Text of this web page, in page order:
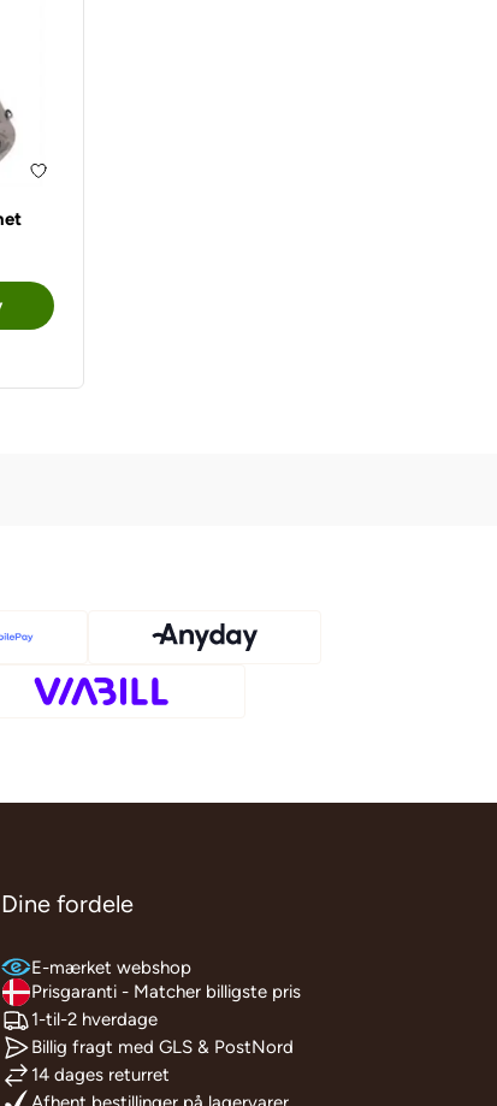
Dine fordele
E-mærket webshop
Prisgaranti - Matcher billigste pris
1-til-2 hverdage
Billig fragt med GLS & PostNord
14 dages returret